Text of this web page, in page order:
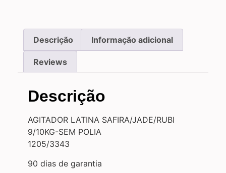
Descrição Informação adicional
Reviews
Descrição
AGITADOR LATINA SAFIRA/JADE/RUBI
9/10KG-SEM POLIA
1205/3343
90 dias de garantia